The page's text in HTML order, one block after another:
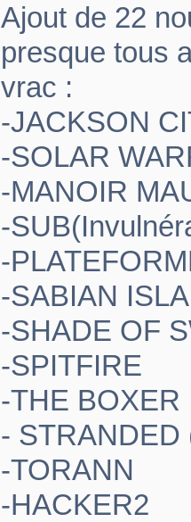
Ajout de 22
presque tous
vrac :
-JACKSON
-SOLAR
-MANOIR
-
-
-SABIAN
-SHADE OF
-SPITFIRE
-THE BOXER
- STRANDED
-TORANN
-HACKER2